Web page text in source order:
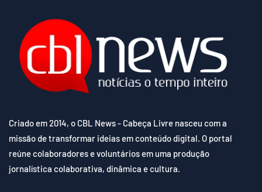
Criado em 2014, o CBL News - Cabeça Livre nasceu com a
missão de transformar ideias em conteúdo digital. O portal
reúne colaboradores e voluntários em uma produção
jornalística colaborativa, dinâmica e cultura.